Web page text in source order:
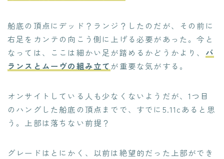
船底の頂点にデッド？ランジ？したのだが、その前に
右足をカンテの向こう側に上げる必要があった。今と
なっては、ここは細かい足が踏めるかどうかより、 バ
ランスとムーヴの組み立てが重要な気がする。
オンサイトしている人も少なくないようだが、1つ目
のハングした船底の頂点までで、すでに5.11cあると思
う。上部は落ちない前提？
グレードはとにかく、以前は絶望的だった上部ができ